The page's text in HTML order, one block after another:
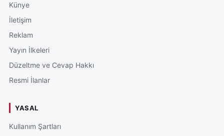
Künye
İletişim
Reklam
Yayın İlkeleri
Düzeltme ve Cevap Hakkı
Resmi İlanlar
YASAL
Kullanım Şartları